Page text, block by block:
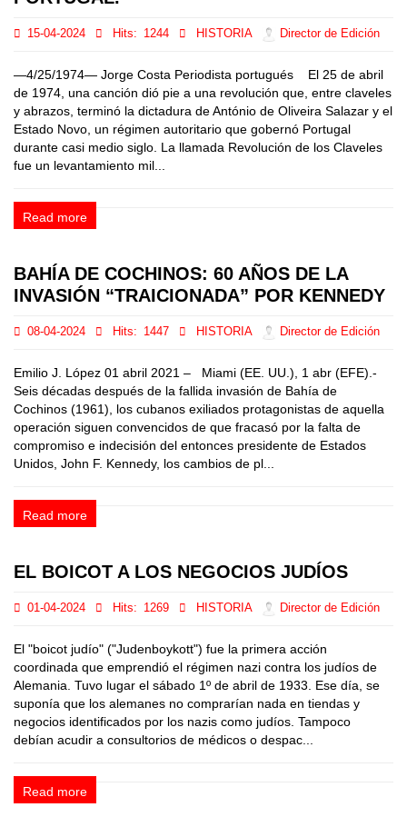
15-04-2024 Hits: 1244 HISTORIA Director de Edición
—4/25/1974— Jorge Costa Periodista portugués El 25 de abril
de 1974, una canción dió pie a una revolución que, entre claveles
y abrazos, terminó la dictadura de António de Oliveira Salazar y el
Estado Novo, un régimen autoritario que gobernó Portugal
durante casi medio siglo. La llamada Revolución de los Claveles
fue un levantamiento mil...
Read more
BAHÍA DE COCHINOS: 60 AÑOS DE LA
INVASIÓN “TRAICIONADA” POR KENNEDY
08-04-2024 Hits: 1447 HISTORIA Director de Edición
Emilio J. López 01 abril 2021 – Miami (EE. UU.), 1 abr (EFE).-
Seis décadas después de la fallida invasión de Bahía de
Cochinos (1961), los cubanos exiliados protagonistas de aquella
operación siguen convencidos de que fracasó por la falta de
compromiso e indecisión del entonces presidente de Estados
Unidos, John F. Kennedy, los cambios de pl...
Read more
EL BOICOT A LOS NEGOCIOS JUDÍOS
01-04-2024 Hits: 1269 HISTORIA Director de Edición
El "boicot judío" ("Judenboykott") fue la primera acción
coordinada que emprendió el régimen nazi contra los judíos de
Alemania. Tuvo lugar el sábado 1º de abril de 1933. Ese día, se
suponía que los alemanes no comprarían nada en tiendas y
negocios identificados por los nazis como judíos. Tampoco
debían acudir a consultorios de médicos o despac...
Read more